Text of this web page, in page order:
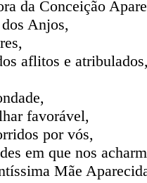
da Conceição
Anjos,
aflitos e
favorável,
por vós,
em que nos
Mãe